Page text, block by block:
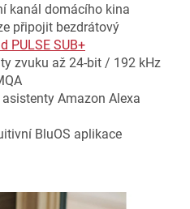
kanál domácího kina
připojit bezdrátový
PULSE SUB+
zvuku až 24-bit / 192 kHz
Amazon Alexa
BluOS aplikace